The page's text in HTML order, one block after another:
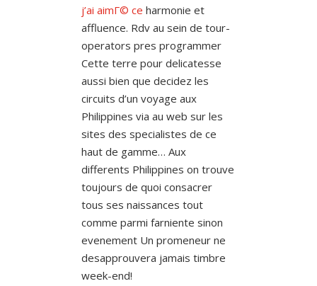
j’ai aimГ© ce harmonie et
affluence. Rdv au sein de tour-
operators pres programmer
Cette terre pour delicatesse
aussi bien que decidez les
circuits d’un voyage aux
Philippines via au web sur les
sites des specialistes de ce
haut de gamme… Aux
differents Philippines on trouve
toujours de quoi consacrer
tous ses naissances tout
comme parmi farniente sinon
evenement Un promeneur ne
desapprouvera jamais timbre
week-end!